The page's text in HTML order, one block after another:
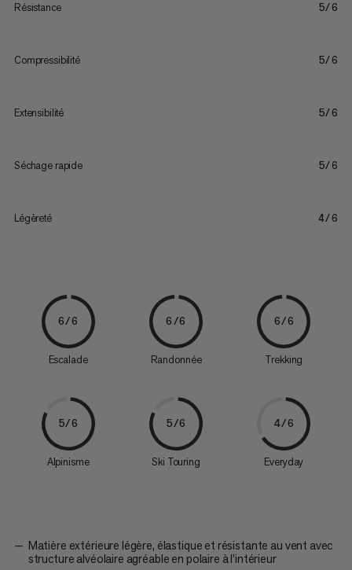
Résistance 5/6
Compressibilité 5/6
Extensibilité 5/6
Séchage rapide 5/6
Légèreté 4/6
6/6
Escalade
6/6
Randonnée
6/6
Trekking
5/6
Alpinisme
5/6
Ski Touring
4/6
Everyday
Matière extérieure légère, élastique et résistante au vent avec
structure alvéolaire agréable en polaire à l’intérieur